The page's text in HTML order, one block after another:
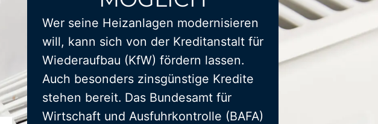
Wer seine Heizanlagen modernisieren
will, kann sich von der Kreditanstalt für
Wiederaufbau (KfW) fördern lassen.
Auch besonders zinsgünstige Kredite
stehen bereit. Das Bundesamt für
Wirtschaft und Ausfuhrkontrolle (BAFA)